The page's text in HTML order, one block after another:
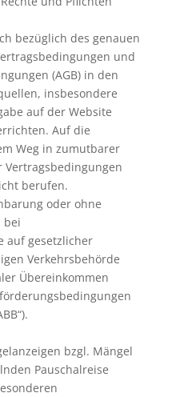
bezüglich des genauen
und
(AGB) in den
insbesondere
auf der Website
Auf die
Weg in zumutbarer
Vertragsbedingungen
berufen.
oder ohne
bei
auf gesetzlicher
Verkehrsbehörde
Übereinkommen
bzgl. Mängel
Pauschalreise